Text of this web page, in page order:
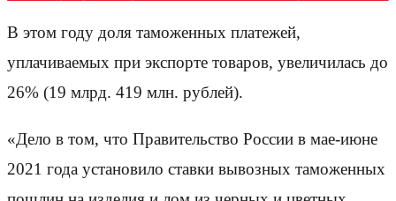
В этом году доля таможенных платежей,
уплачиваемых при экспорте товаров, увеличилась до
26% (19 млрд. 419 млн. рублей).
«Дело в том, что Правительство России в мае-июне
2021 года установило ставки вывозных таможенных